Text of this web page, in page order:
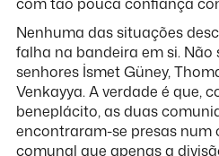
com tão pouca confiança
Nenhuma das situações
falha na bandeira em si.
senhores İsmet Güney,
Venkayya. A verdade é que,
beneplácito, as duas
encontraram-se presas num
comunal que apenas a